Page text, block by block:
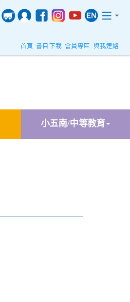
首頁 書目下載 會員專區 與我連絡
小五南/中等教育